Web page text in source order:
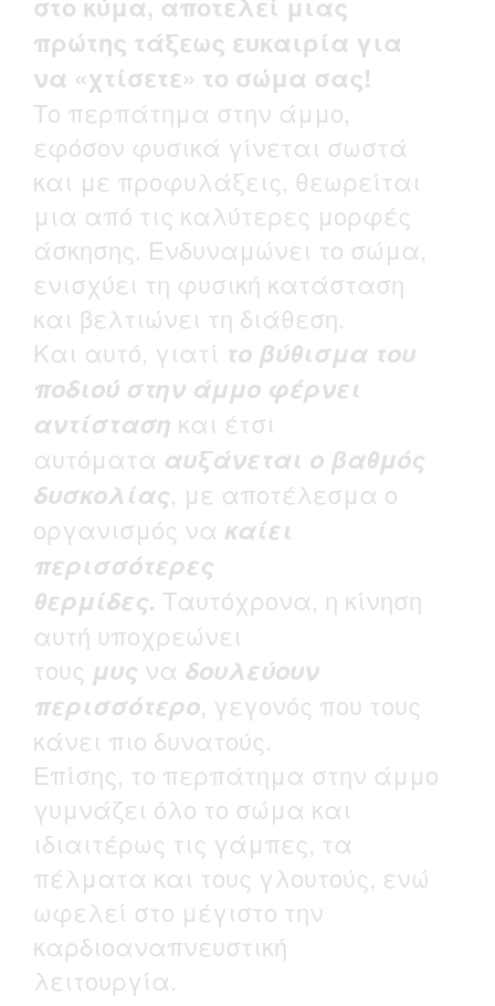
πρώτης τάξεως ευκαιρία για
να «χτίσετε» το σώμα σας!
Το περπάτημα στην άμμο,
εφόσον φυσικά γίνεται σωστά
και με προφυλάξεις, θεωρείται
μια από τις καλύτερες μορφές
άσκησης. Ενδυναμώνει το σώμα,
ενισχύει τη φυσική κατάσταση
και βελτιώνει τη διάθεση.
Και αυτό, γιατί το βύθισμα του
ποδιού στην άμμο φέρνει
αντίσταση και έτσι
αυτόματα αυξάνεται ο βαθμός
δυσκολίας, με αποτέλεσμα ο
οργανισμός να καίει
περισσότερες
θερμίδες. Ταυτόχρονα, η κίνηση
αυτή υποχρεώνει
τους μυς να δουλεύουν
περισσότερο, γεγονός που τους
κάνει πιο δυνατούς.
Επίσης, το περπάτημα στην άμμο
γυμνάζει όλο το σώμα και
ιδιαιτέρως τις γάμπες, τα
πέλματα και τους γλουτούς, ενώ
ωφελεί στο μέγιστο την
καρδιοαναπνευστική
λειτουργία.